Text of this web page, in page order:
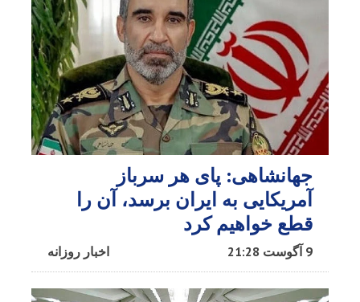
جهانشاهی: پای هر سرباز
آمریکایی به ایران برسد، آن را
قطع خواهیم کرد
اخبار روزانه 9 آگوست 21:28